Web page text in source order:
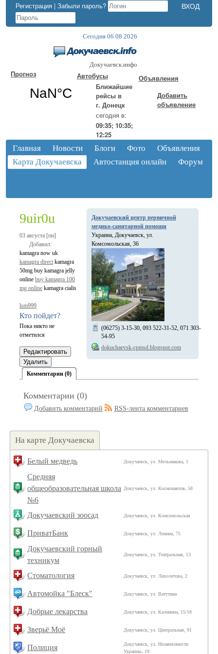
Регистрация | Забыли пароль?
Сегодня 06.08.2026
Докучаевск.инфо
Прогноз
Автобусы
Ближайшие
рейсы в
г. Донецк
сегодня в:
09:35; 10:35;
12:25
Объявления
Добавить
объявление
Главная Новости Блоги Фото
Объявления
Карта Докучаевска
Автостанция онлайн Форум
9uir0u
03 августа [пн]
Добавил:
kamagra now uk
kamagra direct kamagra
50mg buy kamagra jelly
online buy kamagra 100
mg online kamagra cialis
lsm999
Кто пойдет?
Пока никто не
отметился
Докучаевский центр первичной
медико-санитарной помощи
Украина, Докучаевск, ул.
Комсомольская, 36
(06275) 3-15-30, 093 522-31-52, 071 303-
54-95
dokuchaevsk-cpmsd.blogspot.com
Комментарии (0)
Комментарии (0)
Добавить комментарий RSS-лента комментариев
На карте Докучаевска
Белый медведь Докучаевск, ул. Мельникова, 1
Средняя
общеобразовательная школа
№6
Докучаевск, ул. Космонавтов, 58
Докучаевский зоосад Докучаевск, ул. Комсомольская
ПриватБанк Докучаевск, ул. Ленина, 75
Докучаевский горный
техникум
Докучаевск, ул. Театральная, 13
Стоматология Докучаевск, ул. Лихолетова, 2
Автомойка "Блеск" Докучаевск, ул. Ватутина
Добрые лекарства Докучаевск, ул. Калинина, 15/18
Зверьё Моё Докучаевск, ул. Центральная, 91
Полиция
Докучаевск, ул. Независимости
Украины, 19